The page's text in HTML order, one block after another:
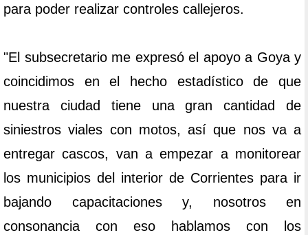
para poder realizar controles callejeros.
"El subsecretario me expresó el apoyo a Goya y
coincidimos en el hecho estadístico de que
nuestra ciudad tiene una gran cantidad de
siniestros viales con motos, así que nos va a
entregar cascos, van a empezar a monitorear
los municipios del interior de Corrientes para ir
bajando capacitaciones y, nosotros en
consonancia con eso hablamos con los